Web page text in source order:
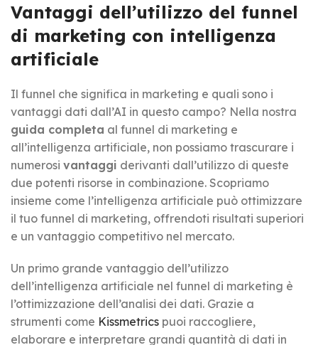
Vantaggi dell’utilizzo del funnel
di marketing con intelligenza
artificiale
Il funnel che significa in marketing e quali sono i
vantaggi dati dall’AI in questo campo? Nella nostra
guida completa al funnel di marketing e
all’intelligenza artificiale, non possiamo trascurare i
numerosi vantaggi derivanti dall’utilizzo di queste
due potenti risorse in combinazione. Scopriamo
insieme come l’intelligenza artificiale può ottimizzare
il tuo funnel di marketing, offrendoti risultati superiori
e un vantaggio competitivo nel mercato.
Un primo grande vantaggio dell’utilizzo
dell’intelligenza artificiale nel funnel di marketing è
l’ottimizzazione dell’analisi dei dati. Grazie a
strumenti come Kissmetrics puoi raccogliere,
elaborare e interpretare grandi quantità di dati in